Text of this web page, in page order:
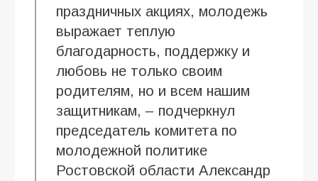
праздничных акциях, молодежь
выражает теплую
благодарность, поддержку и
любовь не только своим
родителям, но и всем нашим
защитникам, – подчеркнул
председатель комитета по
молодежной политике
Ростовской области Александр